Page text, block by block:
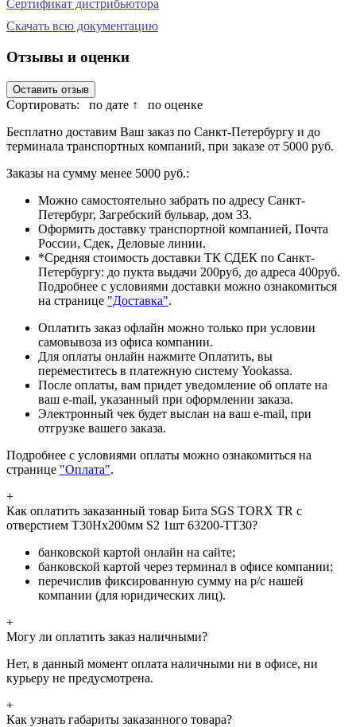
Сертификат дистрибьютора
Скачать всю документацию
Отзывы и оценки
Оставить отзыв
Сортировать: по дате ↑
по оценке
Бесплатно доставим Ваш заказ по Санкт-Петербургу и до
терминала транспортных компаний, при заказе от 5000 руб.
Заказы на сумму менее 5000 руб.:
Можно самостоятельно забрать по адресу Санкт-
Петербург, Загребский бульвар, дом 33.
Оформить доставку транспортной компанией, Почта
России, Сдек, Деловые линии.
*Средняя стоимость доставки ТК СДЕК по Санкт-
Петербургу: до пукта выдачи 200руб, до адреса 400руб.
Подробнее с условиями доставки можно ознакомиться
на странице "Доставка".
Оплатить заказ офлайн можно только при условии
самовывоза из офиса компании.
Для оплаты онлайн нажмите Оплатить, вы
переместитесь в платежную систему Yookassa.
После оплаты, вам придет уведомление об оплате на
ваш e-mail, указанный при оформлении заказа.
Электронный чек будет выслан на ваш e-mail, при
отгрузке вашего заказа.
Подробнее с условиями оплаты можно ознакомиться на
странице "Оплата".
+
Как оплатить заказанный товар Бита SGS TORX TR с
отверстием T30Hх200мм S2 1шт 63200-TT30?
банковской картой онлайн на сайте;
банковской картой через терминал в офисе компании;
перечислив фиксированную сумму на р/с нашей
компании (для юридических лиц).
+
Могу ли оплатить заказ наличными?
Нет, в данный момент оплата наличными ни в офисе, ни
курьеру не предусмотрена.
+
Как узнать габариты заказанного товара?